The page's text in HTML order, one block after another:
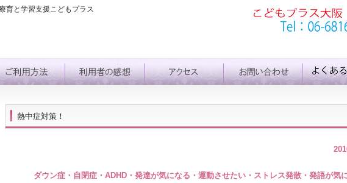
育と学習支援こどもプラス
熱中症対策！
ダウン症・自閉症・ADHD・発達が気になる・運動させたい・ストレス発散・発語が気